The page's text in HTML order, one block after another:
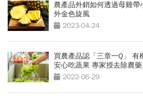
農產品外銷如何透過母雞
外金色旋風
2023-04-24
買農產品認「三章一Q」
安心吃蔬果 專家授去除農藥
2022-06-29